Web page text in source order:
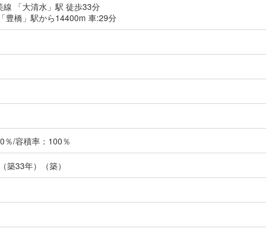
線 「大清水」駅 徒歩33分
豊橋」駅から14400m 車:29分
％/容積率：100％
築33年）（築）